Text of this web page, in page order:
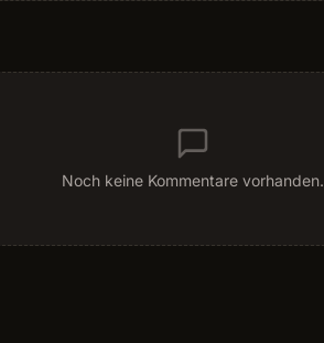
Noch keine Kommentare vorhanden.